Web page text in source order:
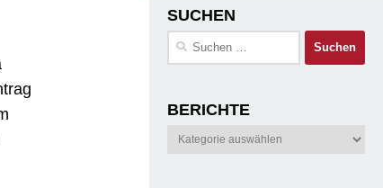
SUCHEN
Suchen
BERICHTE
Berichte